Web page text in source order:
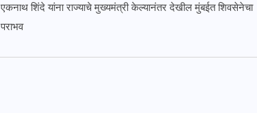
एकनाथ शिंदे यांना राज्याचे मुख्यमंत्री केल्यानंतर देखील मुंबईत शिवसेनेचा
पराभव